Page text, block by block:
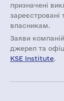
призначені
зареєстровані
власникам.
Заяви компаній
джерел та
KSE Institute.